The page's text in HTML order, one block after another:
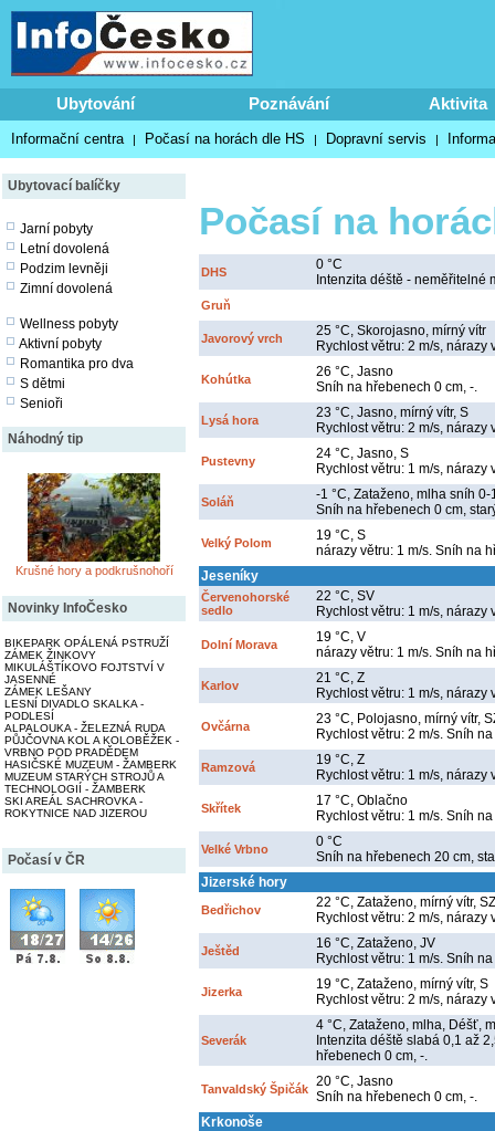
Ubytování Poznávání Aktivita
Informační centra | Počasí na horách dle HS | Dopravní servis |
Ubytovací balíčky
Jarní pobyty
Letní dovolená
Podzim levněji
Zimní dovolená
Wellness pobyty
Aktivní pobyty
Romantika pro dva
S dětmi
Senioři
Náhodný tip
Krušné hory a podkrušnohoří
Novinky InfoČesko
BIKEPARK OPÁLENÁ PSTRUŽÍ
ZÁMEK ŽINKOVY
MIKULÁŠTÍKOVO FOJTSTVÍ V
JASENNÉ
ZÁMEK LEŠANY
LESNÍ DIVADLO SKALKA -
PODLESÍ
ALPALOUKA - ŽELEZNÁ RUDA
PŮJČOVNA KOL A KOLOBĚŽEK -
VRBNO POD PRADĚDEM
HASIČSKÉ MUZEUM - ŽAMBERK
MUZEUM STARÝCH STROJŮ A
TECHNOLOGIÍ - ŽAMBERK
SKI AREÁL SACHROVKA -
ROKYTNICE NAD JIZEROU
Počasí v ČR
Počasí na
DHS
0 °C
Intenzita déště - neměřitelné
Gruň
Javorový vrch
25 °C, Skorojasno, mírný vítr
Rychlost větru: 2 m/s, nárazy
Kohútka
26 °C, Jasno
Sníh na hřebenech 0 cm, -.
Lysá hora
23 °C, Jasno, mírný vítr, S
Rychlost větru: 2 m/s, nárazy
Pustevny
24 °C, Jasno, S
Rychlost větru: 1 m/s, nárazy
Soláň
-1 °C, Zataženo, mlha sníh 0-
Sníh na hřebenech 0 cm,
Velký Polom
19 °C, S
nárazy větru: 1 m/s. Sníh na
Jeseníky
Červenohorské
sedlo
22 °C, SV
Rychlost větru: 1 m/s, nárazy
Dolní Morava
19 °C, V
nárazy větru: 1 m/s. Sníh na
Karlov
21 °C, Z
Rychlost větru: 1 m/s, nárazy
Ovčárna
23 °C, Polojasno, mírný vítr,
Rychlost větru: 2 m/s. Sníh
Ramzová
19 °C, Z
Rychlost větru: 1 m/s, nárazy
Skřítek
17 °C, Oblačno
Rychlost větru: 1 m/s. Sníh
Velké Vrbno
0 °C
Sníh na hřebenech 20 cm,
Jizerské hory
Bedřichov
22 °C, Zataženo, mírný vítr, SZ
Rychlost větru: 2 m/s, nárazy
Ještěd
16 °C, Zataženo, JV
Rychlost větru: 1 m/s. Sníh
Jizerka
19 °C, Zataženo, mírný vítr, S
Rychlost větru: 2 m/s, nárazy
Severák
4 °C, Zataženo, mlha, Déšť,
Intenzita déště slabá 0,1 až
hřebenech 0 cm, -.
Tanvaldský Špičák 20 °C, Jasno
Sníh na hřebenech 0 cm, -.
Krkonoše